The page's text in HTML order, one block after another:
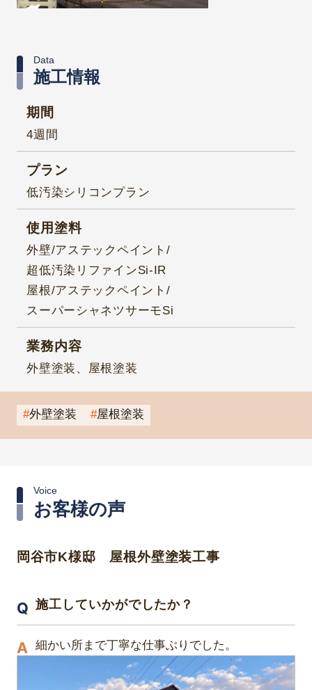
施工情報
Data
期間
4週間
プラン
低汚染シリコンプラン
使用塗料
外壁/アステックペイント/
超低汚染リファインSi-IR
屋根/アステックペイント/
スーパーシャネツサーモSi
業務内容
外壁塗装、屋根塗装
外壁塗装 屋根塗装
お客様の声
Voice
岡谷市K様邸 屋根外壁塗装工事
施工していかがでしたか？
細かい所まで丁寧な仕事ぶりでした。